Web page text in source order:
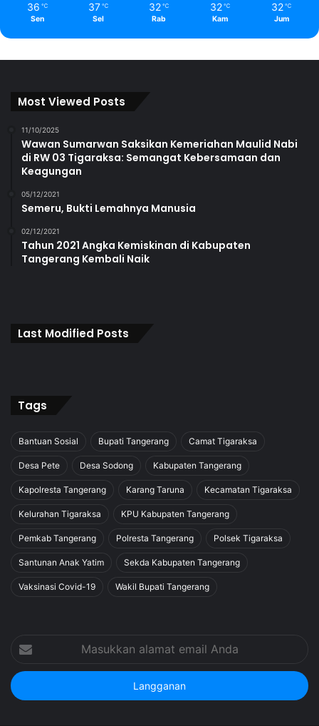
36 ℃
Sen
37 ℃
Sel
32 ℃
Rab
32 ℃
Kam
32 ℃
Jum
Most Viewed Posts
11/10/2025
Wawan Sumarwan Saksikan Kemeriahan Maulid Nabi
di RW 03 Tigaraksa: Semangat Kebersamaan dan
Keagungan
05/12/2021
Semeru, Bukti Lemahnya Manusia
02/12/2021
Tahun 2021 Angka Kemiskinan di Kabupaten
Tangerang Kembali Naik
Last Modified Posts
Tags
Bantuan Sosial Bupati Tangerang Camat Tigaraksa
Desa Pete Desa Sodong Kabupaten Tangerang
Kapolresta Tangerang Karang Taruna Kecamatan Tigaraksa
Kelurahan Tigaraksa KPU Kabupaten Tangerang
Pemkab Tangerang Polresta Tangerang Polsek Tigaraksa
Santunan Anak Yatim Sekda Kabupaten Tangerang
Vaksinasi Covid-19 Wakil Bupati Tangerang
alamat
email
Anda